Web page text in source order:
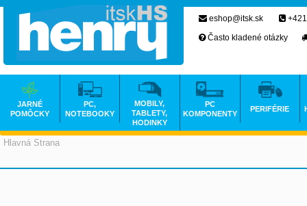
Hlavná Strana
eshop@itsk.sk
Často kladené otázky
JARNÉ
POMÔCKY
PC,
NOTEBOOKY
MOBILY,
TABLETY,
HODINKY
PC
KOMPONENTY
PERIFÉRIE